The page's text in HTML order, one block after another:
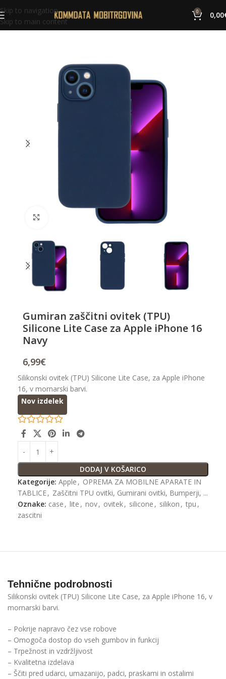
Skip to navigation
Skip to main content
0 0,00
Gumiran zaščitni ovitek (TPU)
Silicone Lite Case za Apple iPhone 16
Navy
6,99€
Silikonski ovitek (TPU) Silicone Lite Case, za Apple iPhone
16, v mornarski barvi.
DODAJ V KOŠARICO
Nov izdelek
Kategorije: Apple , OPREMA ZA MOBILNE APARATE IN
TABLICE, Zaščitni TPU ovitki, Gumirani ovitki, Bumperji, ...
Oznake: case , lite , nov, ovitek, silicone , silikon , tpu ,
zascitni
Tehnične podrobnosti
Silikonski ovitek (TPU) Silicone Lite Case, za Apple iPhone 16, v
mornarski barvi.
– Pokrije napravo čez vse robove
– Omogoča dostop do vseh gumbov in funkcij
– Trpežnost in vzdržljivost
– Kvalitetna izdelava
– Ščiti pred udarci, umazanijo, padci, praskami in ostalimi